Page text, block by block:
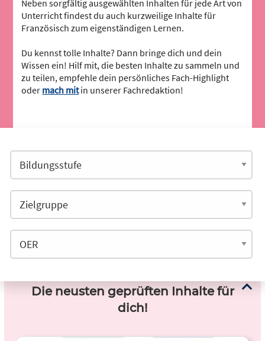
Neben sorgfältig ausgewählten Inhalten für jede Art von
Unterricht findest du auch kurzweilige Inhalte für
Französisch zum eigenständigen Lernen.
Du kennst tolle Inhalte? Dann bringe dich und dein
Wissen ein! Hilf mit, die besten Inhalte zu sammeln und
zu teilen, empfehle dein persönliches Fach-Highlight
oder mach mitin unserer Fachredaktion!
Die neusten geprüften Inhalte für
dich!